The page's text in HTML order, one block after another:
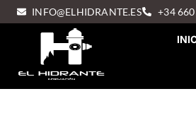
INFO@ELHIDRANTE.ES +34